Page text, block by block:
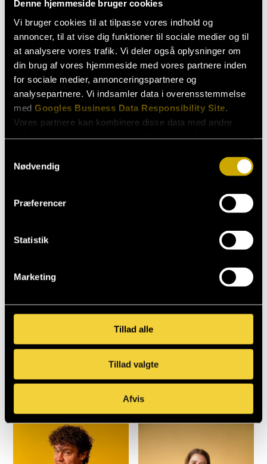
Denne hjemmeside bruger cookies
Vi bruger cookies til at tilpasse vores indhold og
annoncer, til at vise dig funktioner til sociale medier og til
at analysere vores trafik. Vi deler også oplysninger om
din brug af vores hjemmeside med vores partnere inden
for sociale medier, annonceringspartnere og
analysepartnere. Vi indsamler data i overensstemmelse
med Googles Business Data Responsibility Site
Vores partnere kan kombinere disse data med andre
Nødvendig
Præferencer
Statistik
Marketing
Tillad alle
Tillad valgte
Afvis
Henvendelser
Booking
booking@fbi.dk
Janne Egelund Schmidt
jes@fbi.dk
Simon Tang